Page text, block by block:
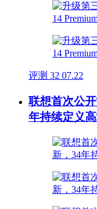
评测 32 07.22
联想首次公
年持续定义